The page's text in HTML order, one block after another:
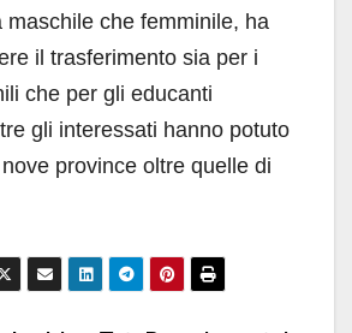
maschile che femminile, ha
il trasferimento sia per i
che per gli educanti
gli interessati hanno potuto
province oltre quelle di